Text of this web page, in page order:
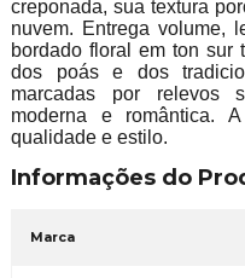
creponada, sua textura
nuvem. Entrega volume,
bordado floral em ton sur
dos poás e dos
marcadas por relevos
moderna e romântica.
qualidade e estilo.
Informações do
Marca